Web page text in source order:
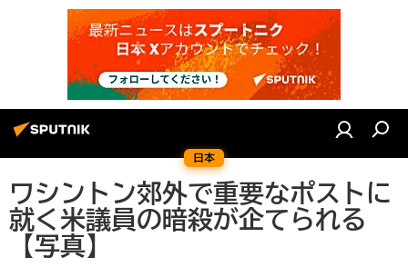
日本
ワシントン郊外で重要なポストに
就く米議員の暗殺が企てられる
【写真】